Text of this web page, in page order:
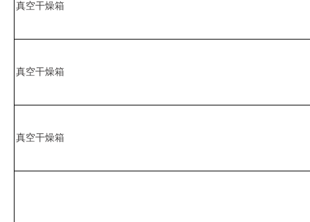
真空干燥箱
真空干燥箱
真空干燥箱